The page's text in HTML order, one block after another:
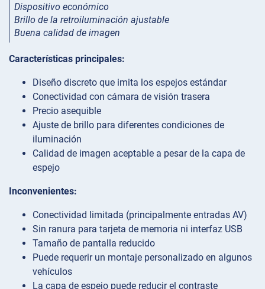
Dispositivo económico
Brillo de la retroiluminación ajustable
Buena calidad de imagen
Características principales:
Diseño discreto que imita los espejos estándar
Conectividad con cámara de visión trasera
Precio asequible
Ajuste de brillo para diferentes condiciones de
iluminación
Calidad de imagen aceptable a pesar de la capa de
espejo
Inconvenientes:
Conectividad limitada (principalmente entradas AV)
Sin ranura para tarjeta de memoria ni interfaz USB
Tamaño de pantalla reducido
Puede requerir un montaje personalizado en algunos
vehículos
La capa de espejo puede reducir el contraste